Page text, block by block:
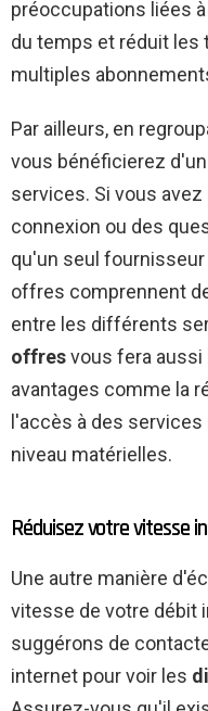
préoccupations liées
du temps et réduit les
multiples
Par ailleurs, en
vous bénéficierez
services. Si vous
connexion ou des
qu'un seul
offres comprennent
entre les différents
offresvous fera
avantages comme la
l'accès à des
niveau matérielles.
Réduisez votre vitesse
Une autre manière
vitesse de votre débit
suggérons de
internet pour voir les